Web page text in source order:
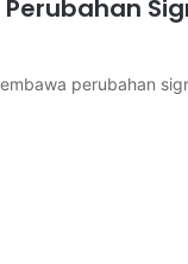
perubahan